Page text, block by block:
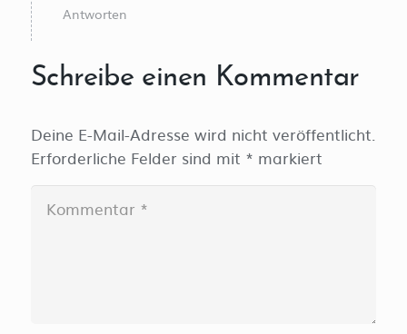
Antworten
Schreibe einen Kommentar
Deine E-Mail-Adresse wird nicht veröffentlicht.
Erforderliche Felder sind mit * markiert